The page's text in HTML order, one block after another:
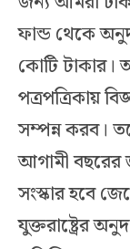
ফান্ড থেকে
কোটি টাকার।
পত্রপত্রিকায়
সম্পন্ন করব।
আগামী বছরের
সংস্কার হবে
যুক্তরাষ্ট্রের